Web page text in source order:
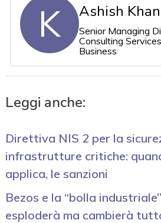
K Ashish
Senior Managing
Consulting
Business
Leggi anche:
Direttiva NIS 2 per la
infrastrutture critiche:
applica, le sanzioni
Bezos e la “bolla
esploderà ma cambierà